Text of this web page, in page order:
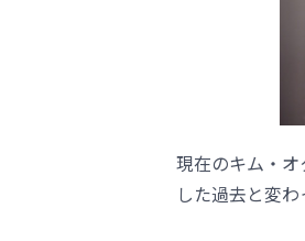
現在のキム・
した過去と変わ